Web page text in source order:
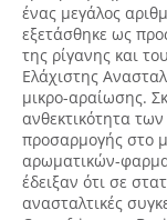
ένας μεγάλος
εξετάσθηκε ως
της ρίγανης και
Ελάχιστης
μικρο-αραίωσης.
ανθεκτικότητα
προσαρμογής στο
αρωματικών-
έδειξαν ότι σε
ανασταλτικές